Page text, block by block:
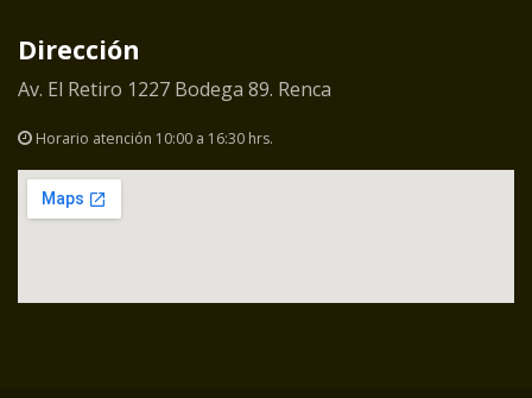
Dirección
Av. El Retiro 1227 Bodega 89. Renca
Horario atención 10:00 a 16:30 hrs.